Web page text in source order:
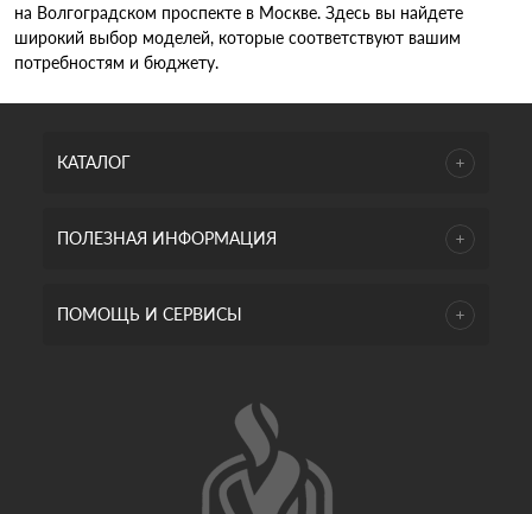
на Волгоградском проспекте в Москве. Здесь вы найдете
широкий выбор моделей, которые соответствуют вашим
потребностям и бюджету.
КАТАЛОГ
ПОЛЕЗНАЯ ИНФОРМАЦИЯ
ПОМОЩЬ И СЕРВИСЫ